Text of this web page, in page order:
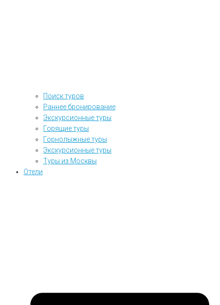
Поиск туров
Раннее бронирование
Экскурсионные туры
Горящие туры
Горнолыжные туры
Экскурсионные туры
Туры из Москвы
Отели